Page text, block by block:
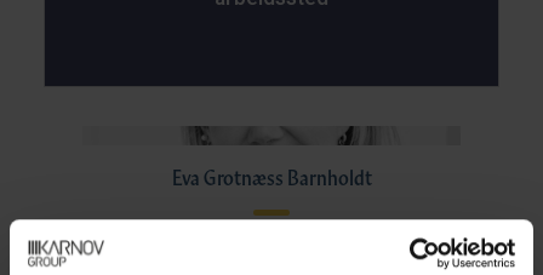
Eva Grotnæss Barnholdt
Fagdirektør, Justis- og beredskapsdepartementet